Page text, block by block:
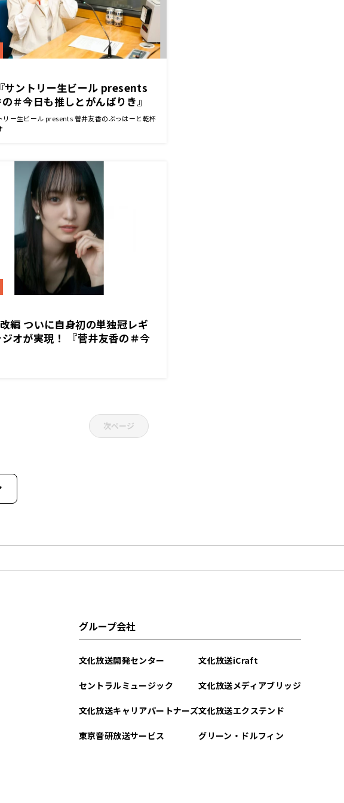
サントリー生ビール presents
＃今日も推しとがんばりき』
月30日（木）に初回放送！
きがタイトルに来る日が来る
リー生ビール presents 菅井友香のぷっはーと乾杯
編 ついに自身初の単独冠レギ
オが実現！ 『菅井友香の＃今
次ページ
グループ会社
文化放送開発センター
セントラルミュージック
文化放送キャリアパートナーズ
東京音研放送サービス
文化放送iCraft
文化放送メディアブリッジ
文化放送エクステンド
グリーン・ドルフィン